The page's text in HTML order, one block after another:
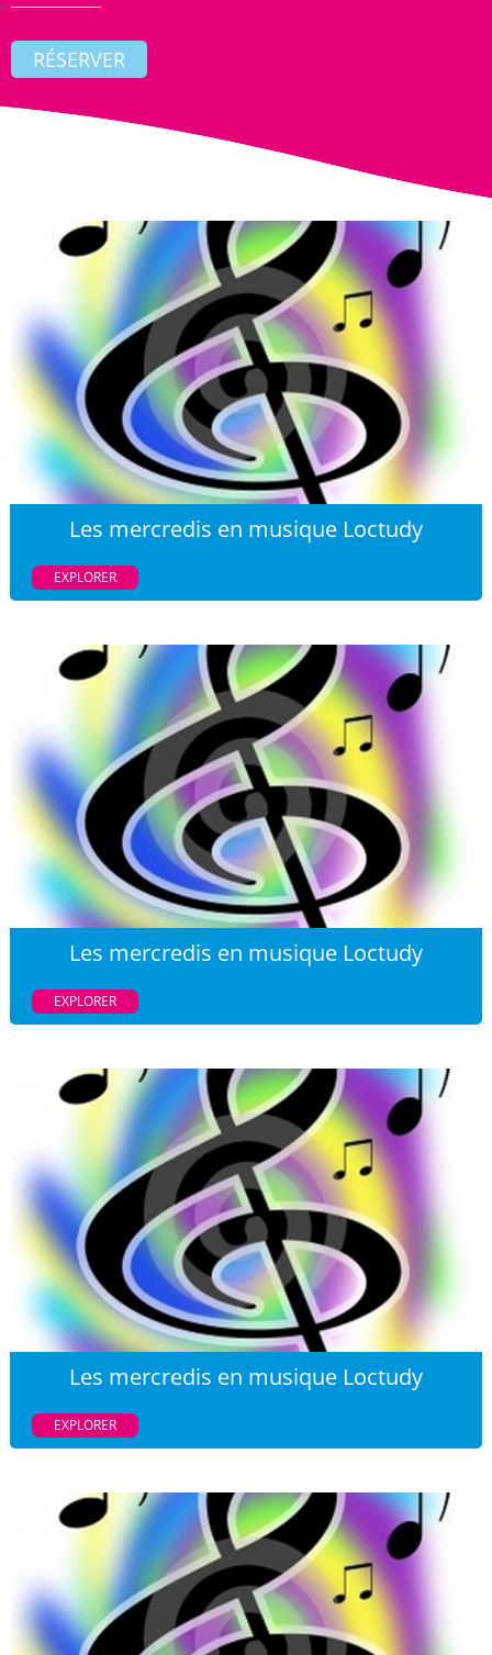
RÉSERVER
Les mercredis en musique Loctudy
EXPLORER
Les mercredis en musique Loctudy
EXPLORER
Les mercredis en musique Loctudy
EXPLORER